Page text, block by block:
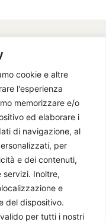
cookie e altre
l'esperienza
memorizzare e/o
ed elaborare i
di navigazione, al
per
e dei contenuti,
servizi. Inoltre,
e
del dispositivo.
per tutti i nostri
Sociale. Dal
diffondere una
geopolitiche che